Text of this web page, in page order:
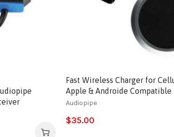
Fast Wireless Charger for
Apple & Androide Compatible
Audiopipe
$35.00